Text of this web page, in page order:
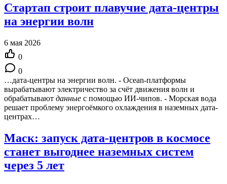
Стартап строит плавучие дата-центры
на энергии волн
6 мая 2026
0
0
…дата-центры на энергии волн. - Ocean-платформы
вырабатывают электричество за счёт движения волн и
обрабатывают данные с помощью ИИ-чипов. - Морская вода
решает проблему энергоёмкого охлаждения в наземных дата-
центрах…
Маск: запуск дата-центров в космосе
станет выгоднее наземных систем
через 5 лет